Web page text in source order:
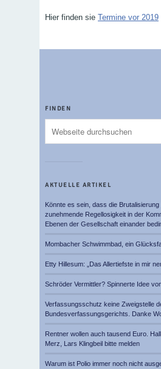
Hier finden sie Termine vor 2019
FINDEN
AKTUELLE ARTIKEL
Könnte es sein, dass die
zunehmende Regellosigkeit in der
Ebenen der Gesellschaft einander
Mombacher Schwimmbad, ein
Etty Hillesum: „Das Allertiefste in mir
Schröder Vermittler? Spinnerte Idee
Verfassungsschutz keine Zweigstelle
Bundesverfassungsgerichts. Danke
Rentner wollen auch tausend Euro.
Merz, Lars Klingbeil bitte melden
Warum ist Polio immer noch nicht